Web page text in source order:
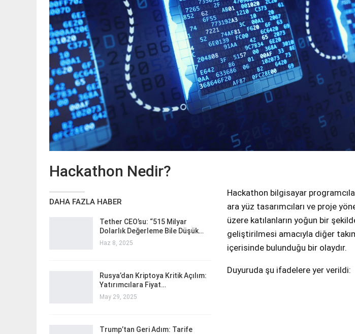
Hackathon Nedir?
DAHA FAZLA HABER
Tether CEO’su: “515 Milyar
Dolarlık Değerleme Bile Düşük…
Haz 8, 2025
Rusya’dan Kriptoya Kritik Açılım:
Yatırımcılara Fiyat…
May 29, 2025
Trump’tan Geri Adım: Tarife
Hackathon bilgisayar
ara yüz tasarımcıları ve proje
üzere katılanların yoğun bir
geliştirilmesi amacıyla diğer
içerisinde bulunduğu bir olaydır.
Duyuruda şu ifadelere yer verildi: